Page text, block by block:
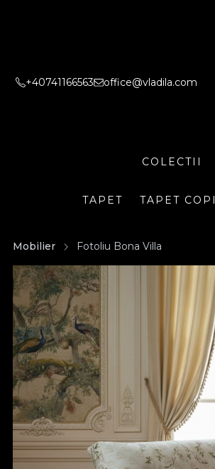
+40741166563 office@vladila.com
COLECTII
TAPET TAPET
Mobilier Fotoliu Bona Villa